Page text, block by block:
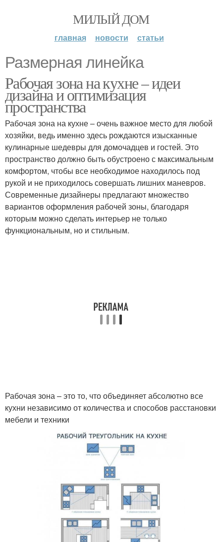
МИЛЫЙ ДОМ
главная новости статьи
Размерная линейка
Рабочая зона на кухне – идеи
дизайна и оптимизация
пространства
Рабочая зона на кухне – очень важное место для любой
хозяйки, ведь именно здесь рождаются изысканные
кулинарные шедевры для домочадцев и гостей. Это
пространство должно быть обустроено с максимальным
комфортом, чтобы все необходимое находилось под
рукой и не приходилось совершать лишних маневров.
Современные дизайнеры предлагают множество
вариантов оформления рабочей зоны, благодаря
которым можно сделать интерьер не только
функциональным, но и стильным.
Рабочая зона – это то, что объединяет абсолютно все
кухни независимо от количества и способов расстановки
мебели и техники